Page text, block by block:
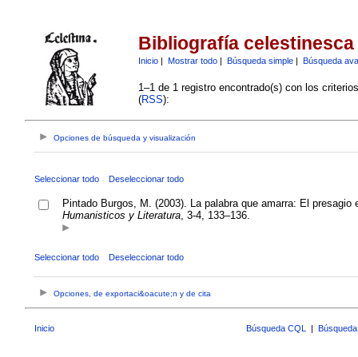
Bibliografía celestinesca
Inicio| Mostrar todo| Búsqueda simple| Búsqueda
1–1 de 1 registro encontrado(s) con los
(RSS):
Opciones de búsqueda y visualización
Seleccionar todo Deseleccionar todo
Pintado Burgos, M. (2003). La palabra que amarra: El
Humanisticos y Literatura, 3-4, 133–136.
Seleccionar todo Deseleccionar todo
Opciones, de exportaci&oacute;n y de cita
Inicio Búsqueda CQL |